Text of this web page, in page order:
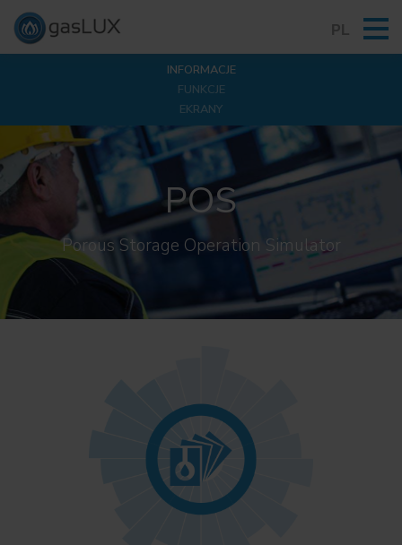
PL
INFORMACJE
FUNKCJE
EKRANY
POS
Porous Storage Operation Simulator